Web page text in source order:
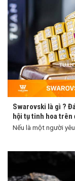
Swarovski là gì ?
hội tụ tinh hoa trên
Nếu là một người